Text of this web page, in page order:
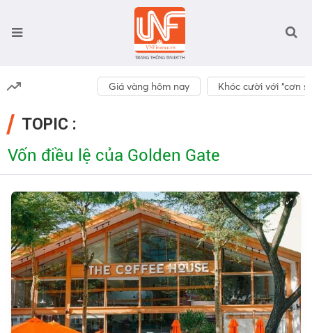
Giá vàng hôm nay Khóc cười với “cơn
TOPIC :
Vốn điều lệ của Golden Gate